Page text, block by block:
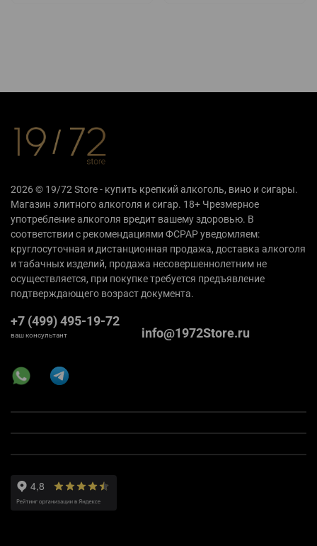
+7 (499) 495-19-72
ваш консультант info@1972Store.ru
2026 © 19/72 Store - купить крепкий алкоголь, вино и сигары.
Магазин элитного алкоголя и сигар. 18+ Чрезмерное
употребление алкоголя вредит вашему здоровью. В
соответствии с рекомендациями ФСРАР уведомляем:
круглосуточная и дистанционная продажа, доставка алкоголя
и табачных изделий, продажа несовершеннолетним не
осуществляется, при покупке требуется предъявление
подтверждающего возраст документа.